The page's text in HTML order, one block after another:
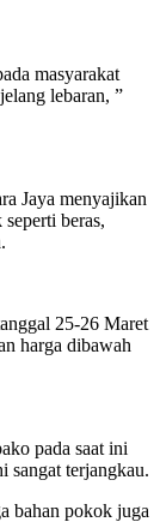
masyarakat
lebaran, ”
Jaya menyajikan
beras,
25-26 Maret
harga dibawah
pada saat ini
sangat terjangkau.
bahan pokok juga